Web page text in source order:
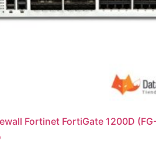
Fortinet FortiGate 1200D